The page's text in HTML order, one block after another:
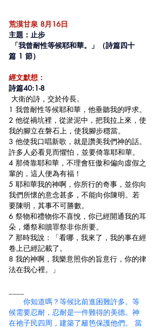
荒漠甘泉 8月16日
主題：止步
「我曾耐性等候耶和華。」（詩篇四十
篇 1 節）
經文默想：
詩篇40:1-8
大衛的詩，交於伶長。
1 我曾耐性等候耶和華，他垂聽我的呼求。
2 他從禍坑裡，從淤泥中，把我拉上來，使
我的腳立在磐石上，使我腳步穩當。
3 他使我口唱新歌，就是讚美我們神的話。
許多人必看見而懼怕，並要倚靠耶和華。
4 那倚靠耶和華，不理會狂傲和偏向虛假之
輩的，這人便為有福！
5 耶和華我的神啊，你所行的奇事，並你向
我們所懷的意念甚多，不能向你陳明。若
要陳明，其事不可勝數。
6 祭物和禮物你不喜悅，你已經開通我的耳
朵，燔祭和贖罪祭非你所要。
7 那時我說：「看哪，我來了，我的事在經
卷上已經記載了。
8 我的神啊，我樂意照你的旨意行，你的律
法在我心裡。」
你知道嗎？等候比前進困難許多。等
候需要忍耐，忍耐是一件難得的美德。神
在祂子民四周，建築了籬笆保護他們。 當